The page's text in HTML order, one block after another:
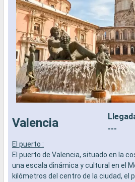
Valencia
---
El puerto :
El puerto de Valencia, situado en la
una escala dinámica y cultural en el
kilómetros del centro de la ciudad, el